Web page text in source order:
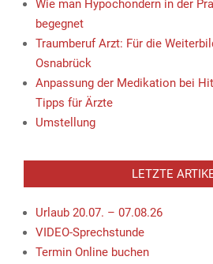
09:19 : Kein Strom, kein Gehalt,
Inflation: Wie der Krieg den
09:19 : Extrem-Temperaturen:
Hitzeanpassung scheitert
einem Rüstungskonzern an
09:13 : Mit dem Einsatz von
Schiffen, 30 Flugzeugen und U-
Marine neue Manöver im Pazifik
Wie man Hypochondern in der
begegnet
Traumberuf Arzt: Für die
Osnabrück
Anpassung der Medikation bei
Tipps für Ärzte
Umstellung
LETZTE
Urlaub 20.07. – 07.08.26
VIDEO-Sprechstunde
Termin Online buchen